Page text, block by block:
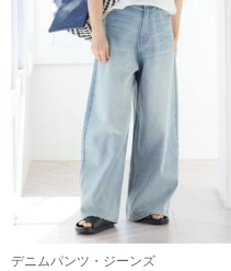
デニムパンツ・ジーンズ